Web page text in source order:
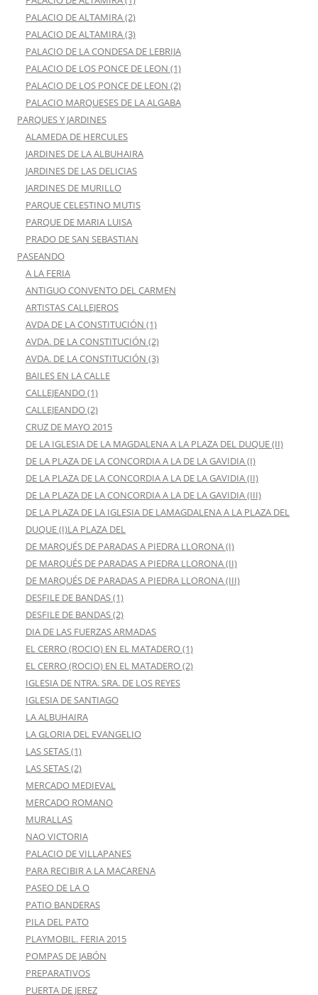
PALACIO DE ALTAMIRA (2)
PALACIO DE ALTAMIRA (3)
PALACIO DE LA CONDESA DE LEBRIJA
PALACIO DE LOS PONCE DE LEON (1)
PALACIO DE LOS PONCE DE LEON (2)
PALACIO MARQUESES DE LA ALGABA
PARQUES Y JARDINES
ALAMEDA DE HERCULES
JARDINES DE LA ALBUHAIRA
JARDINES DE LAS DELICIAS
JARDINES DE MURILLO
PARQUE CELESTINO MUTIS
PARQUE DE MARIA LUISA
PRADO DE SAN SEBASTIAN
PASEANDO
A LA FERIA
ANTIGUO CONVENTO DEL CARMEN
ARTISTAS CALLEJEROS
AVDA DE LA CONSTITUCIÓN (1)
AVDA. DE LA CONSTITUCIÓN (2)
AVDA. DE LA CONSTITUCIÓN (3)
BAILES EN LA CALLE
CALLEJEANDO (1)
CALLEJEANDO (2)
CRUZ DE MAYO 2015
DE LA IGLESIA DE LA MAGDALENA A LA PLAZA DEL DUQUE (II)
DE LA PLAZA DE LA CONCORDIA A LA DE LA GAVIDIA (I)
DE LA PLAZA DE LA CONCORDIA A LA DE LA GAVIDIA (II)
DE LA PLAZA DE LA CONCORDIA A LA DE LA GAVIDIA (III)
DE LA PLAZA DE LA IGLESIA DE LAMAGDALENA A LA PLAZA DEL
DUQUE (I)LA PLAZA DEL
DE MARQUÉS DE PARADAS A PIEDRA LLORONA (I)
DE MARQUÉS DE PARADAS A PIEDRA LLORONA (II)
DE MARQUÉS DE PARADAS A PIEDRA LLORONA (III)
DESFILE DE BANDAS (1)
DESFILE DE BANDAS (2)
DIA DE LAS FUERZAS ARMADAS
EL CERRO (ROCIO) EN EL MATADERO (1)
EL CERRO (ROCIO) EN EL MATADERO (2)
IGLESIA DE NTRA. SRA. DE LOS REYES
IGLESIA DE SANTIAGO
LA ALBUHAIRA
LA GLORIA DEL EVANGELIO
LAS SETAS (1)
LAS SETAS (2)
MERCADO MEDIEVAL
MERCADO ROMANO
MURALLAS
NAO VICTORIA
PALACIO DE VILLAPANES
PARA RECIBIR A LA MACARENA
PASEO DE LA O
PATIO BANDERAS
PILA DEL PATO
PLAYMOBIL. FERIA 2015
POMPAS DE JABÓN
PREPARATIVOS
PUERTA DE JEREZ